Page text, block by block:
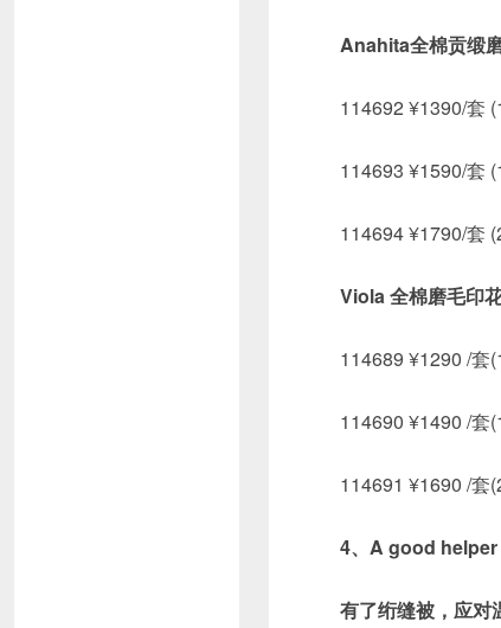
Anahita全棉贡缎
114692 ¥1390/套
114693 ¥1590/套
114694 ¥1790/套
Viola 全棉磨毛印
114689 ¥1290 /套
114690 ¥1490 /套
114691 ¥1690 /套
4、A good helper
有了绗缝被，应对